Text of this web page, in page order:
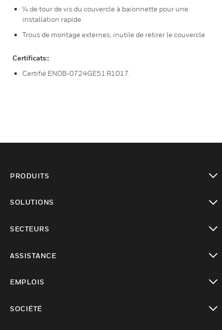
1⁄4 de tour de vis du couvercle à baïonnette pour une
installation rapide
Trous de montage externes, inutile de retirer le couvercle
Certificats::
Certifié EN0B-0724GE51 R1017.
PRODUITS
SOLUTIONS
SECTEURS
ASSISTANCE
EMPLOIS
SOCIÉTÉ